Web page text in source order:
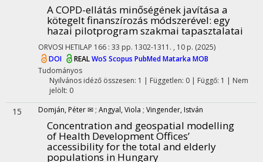
A COPD-ellátás minőségének javítása a
kötegelt finanszírozás módszerével: egy
hazai pilotprogram szakmai tapasztalatai
ORVOSI HETILAP 166 : 33 pp. 1302-1311. , 10 p. (2025)
DOI
REALWoS Scopus PubMedMatarkaMOB
Tudományos
Nyilvános idéző összesen: 1 | Független: 0 | Függő: 1 | Nem
jelölt: 0
15 Domján, Péter ✉ ; Angyal, Viola ; Vingender, István
Concentration and geospatial modelling
of Health Development Offices’
accessibility for the total and elderly
populations in Hungary